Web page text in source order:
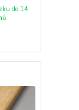
do 14